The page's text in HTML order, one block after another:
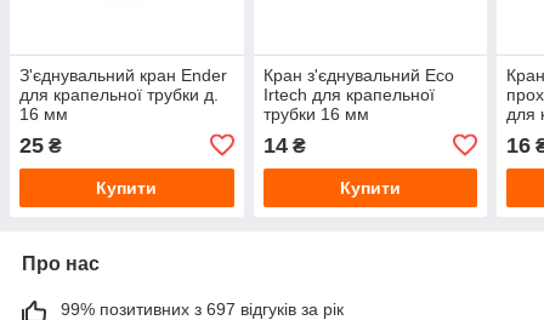
З'єднувальний кран Ender
для крапельної трубки д.
16 мм
25 ₴
Купити
Кран з'єднувальний Eco
Irtech для крапельної
трубки 16 мм
14₴
Купити
для
16
Про нас
99% позитивних з 697 відгуків за рік